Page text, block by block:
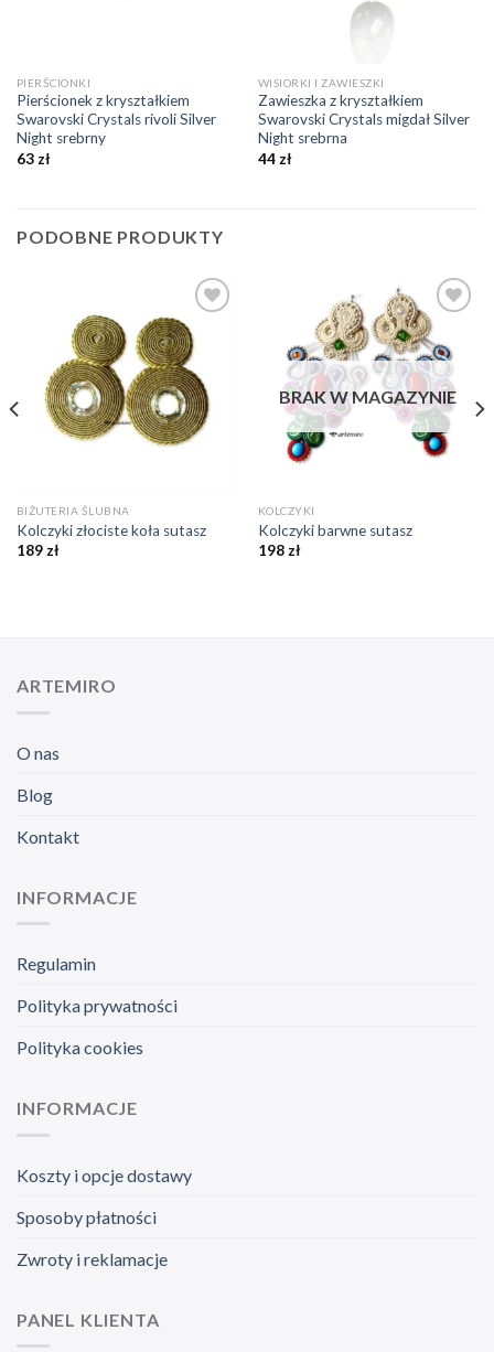
PIERŚCIONKI
Pierścionek z kryształkiem
Swarovski Crystals rivoli Silver
Night srebrny
63 zł
WISIORKI I ZAWIESZKI
Zawieszka z kryształkiem
Swarovski Crystals migdał Silver
Night srebrna
44 zł
PODOBNE PRODUKTY
Dodaj do
ulubionych
❤️
BIŻUTERIA ŚLUBNA
Kolczyki złociste koła sutasz
189 zł
Dodaj do
ulubionych
❤️
BRAK W MAGAZYNIE
KOLCZYKI
Kolczyki barwne sutasz
198 zł
ARTEMIRO
O nas
Blog
Kontakt
INFORMACJE
Regulamin
Polityka prywatności
Polityka cookies
INFORMACJE
Koszty i opcje dostawy
Sposoby płatności
Zwroty i reklamacje
PANEL KLIENTA